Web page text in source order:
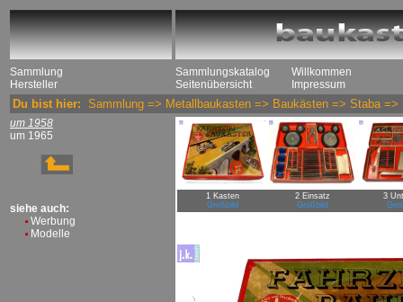
Sammlung
Hersteller
Sammlungskatalog
Seitenübersicht
Willkommen
Impressum
Du bist hier: Sammlung => Metallbaukasten => Baukästen => Staba =>
um 1958
um 1965
siehe auch:
Werbung
Modelle
1 Kasten
Großbild
2 Einsatz
Großbild
3